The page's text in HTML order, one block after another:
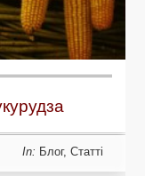
In: Блог, Статті